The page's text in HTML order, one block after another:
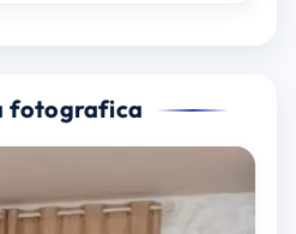
fotografica